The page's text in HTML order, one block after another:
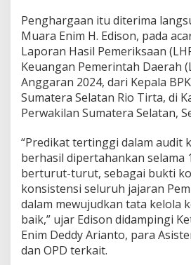
r
t
-
t
u
r
u
t
Penghargaan itu diterima
Muara Enim H. Edison, pada
Laporan Hasil Pemeriksaan
Keuangan Pemerintah Daerah
Anggaran 2024, dari Kepala
Sumatera Selatan Rio Tirta, di
Perwakilan Sumatera Selatan,
“Predikat tertinggi dalam audit
berhasil dipertahankan selama
berturut-turut, sebagai bukti
konsistensi seluruh jajaran
dalam mewujudkan tata kelola
baik,” ujar Edison didampingi
Enim Deddy Arianto, para
dan OPD terkait.